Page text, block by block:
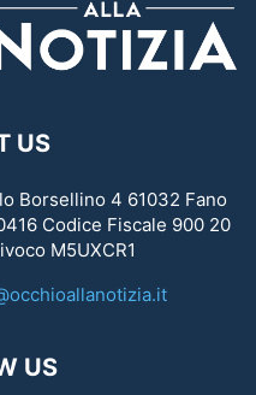
US
Borsellino 4 61032 Fano
Codice Fiscale 900 20
M5UXCR1
US